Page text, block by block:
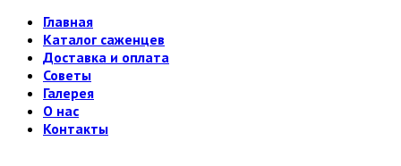
Главная
Каталог саженцев
Доставка и оплата
Советы
Галерея
О нас
Контакты